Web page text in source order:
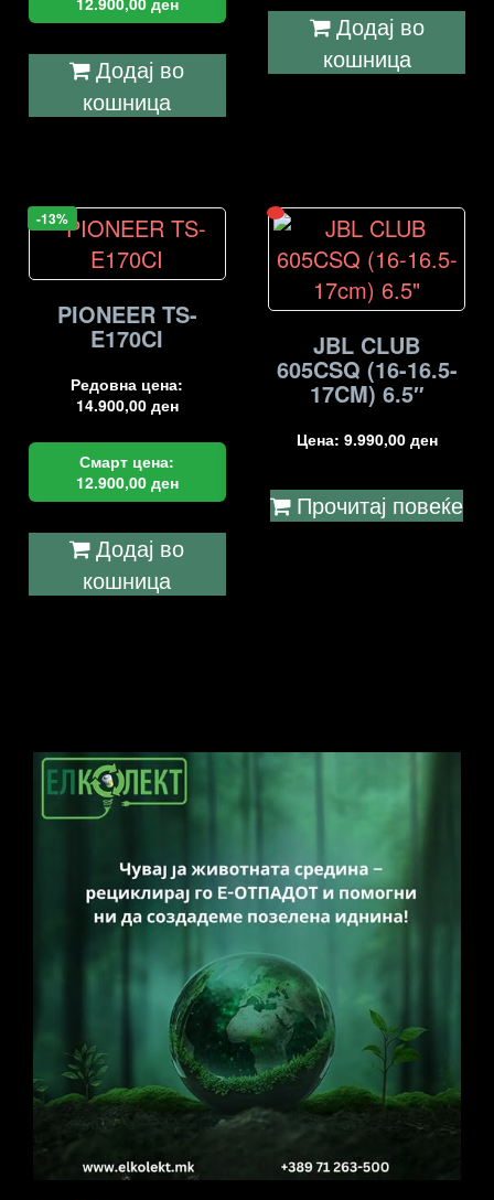
Додај во
кошница
Додај во
кошница
-13%
PIONEER TS-
E170CI
Редовна цена:
14.900,00 ден
Смарт цена:
12.900,00 ден
Додај во
кошница
JBL CLUB
605CSQ (16-16.5-
17CM) 6.5″
Цена: 9.990,00 ден
Прочитај повеќе